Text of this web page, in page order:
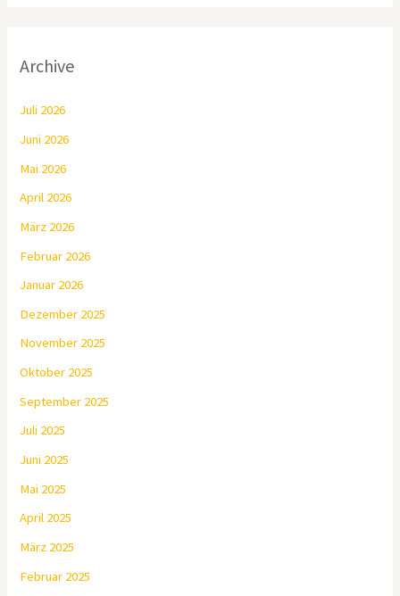
Archive
Juli 2026
Juni 2026
Mai 2026
April 2026
März 2026
Februar 2026
Januar 2026
Dezember 2025
November 2025
Oktober 2025
September 2025
Juli 2025
Juni 2025
Mai 2025
April 2025
März 2025
Februar 2025